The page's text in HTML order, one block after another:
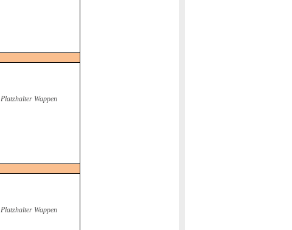
Platzhalter Wappen
Platzhalter Wappen